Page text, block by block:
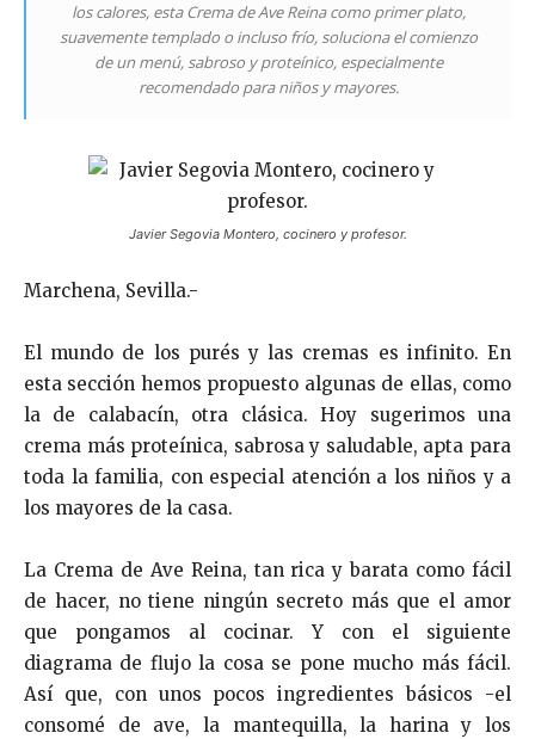
los calores, esta Crema de Ave Reina como primer plato,
suavemente templado o incluso frío, soluciona el comienzo
de un menú, sabroso y proteínico, especialmente
recomendado para niños y mayores.
Javier Segovia Montero, cocinero y profesor.
Marchena, Sevilla.-
El mundo de los purés y las cremas es infinito. En
esta sección hemos propuesto algunas de ellas, como
la de calabacín, otra clásica. Hoy sugerimos una
crema más proteínica, sabrosa y saludable, apta para
toda la familia, con especial atención a los niños y a
los mayores de la casa.
La Crema de Ave Reina, tan rica y barata como fácil
de hacer, no tiene ningún secreto más que el amor
que pongamos al cocinar. Y con el siguiente
diagrama de flujo la cosa se pone mucho más fácil.
Así que, con unos pocos ingredientes básicos -el
consomé de ave, la mantequilla, la harina y los